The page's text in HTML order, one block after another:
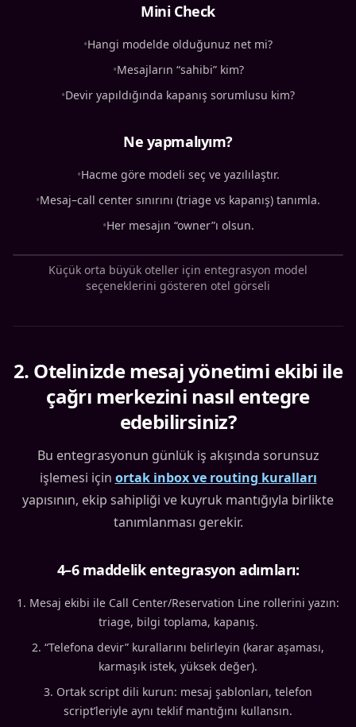
Mini Check
•Hangi modelde olduğunuz net mi?
•Mesajların “sahibi” kim?
•Devir yapıldığında kapanış sorumlusu kim?
Ne yapmalıyım?
•Hacme göre modeli seç ve yazılılaştır.
•Mesaj–call center sınırını (triage vs kapanış) tanımla.
•Her mesajın “owner”ı olsun.
Küçük orta büyük oteller için entegrasyon model
seçeneklerini gösteren otel görseli
2. Otelinizde mesaj yönetimi ekibi ile
çağrı merkezini nasıl entegre
edebilirsiniz?
Bu entegrasyonun günlük iş akışında sorunsuz
işlemesi için ortak inbox ve routing kuralları
yapısının, ekip sahipliği ve kuyruk mantığıyla birlikte
tanımlanması gerekir.
4–6 maddelik entegrasyon adımları:
Mesaj ekibi ile Call Center/Reservation Line rollerini yazın:
triage, bilgi toplama, kapanış.
“Telefona devir” kurallarını belirleyin (karar aşaması,
karmaşık istek, yüksek değer).
Ortak script dili kurun: mesaj şablonları, telefon
script’leriyle aynı teklif mantığını kullansın.